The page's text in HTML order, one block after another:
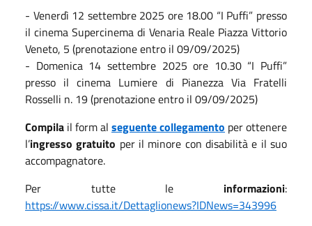
- Venerdì 12 settembre 2025 ore 18.00 “I Puffi” presso
il cinema Supercinema di Venaria Reale Piazza Vittorio
Veneto, 5 (prenotazione entro il 09/09/2025)
- Domenica 14 settembre 2025 ore 10.30 “I Puffi”
presso il cinema Lumiere di Pianezza Via Fratelli
Rosselli n. 19 (prenotazione entro il 09/09/2025)
Compila il form al seguente collegamento per ottenere
l’ingresso gratuito per il minore con disabilità e il suo
accompagnatore.
Per tutte le informazioni:
https://www.cissa.it/Dettaglionews?IDNews=343996